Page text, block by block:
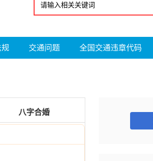
规 交通问题 全国交通违章代码
八字合婚